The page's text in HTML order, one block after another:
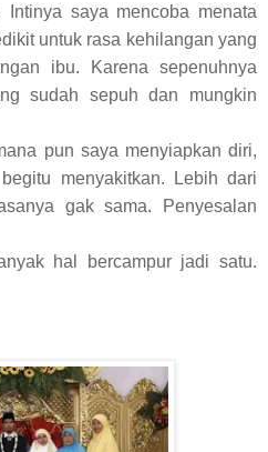
saya mencoba menata
untuk rasa kehilangan yang
ibu. Karena sepenuhnya
sudah sepuh dan mungkin
pun saya menyiapkan diri,
menyakitkan. Lebih dari
gak sama. Penyesalan
hal bercampur jadi satu.